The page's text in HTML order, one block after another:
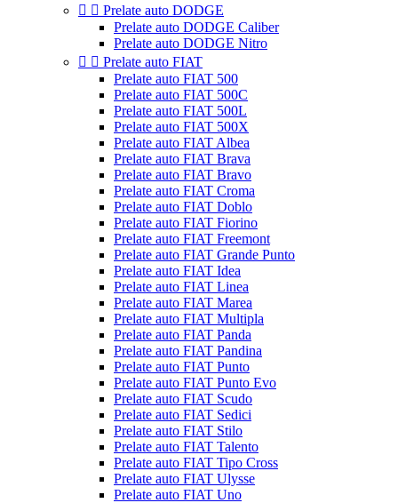
  Prelate auto DODGE
Prelate auto DODGE Caliber
Prelate auto DODGE Nitro
  Prelate auto FIAT
Prelate auto FIAT 500
Prelate auto FIAT 500C
Prelate auto FIAT 500L
Prelate auto FIAT 500X
Prelate auto FIAT Albea
Prelate auto FIAT Brava
Prelate auto FIAT Bravo
Prelate auto FIAT Croma
Prelate auto FIAT Doblo
Prelate auto FIAT Fiorino
Prelate auto FIAT Freemont
Prelate auto FIAT Grande Punto
Prelate auto FIAT Idea
Prelate auto FIAT Linea
Prelate auto FIAT Marea
Prelate auto FIAT Multipla
Prelate auto FIAT Panda
Prelate auto FIAT Pandina
Prelate auto FIAT Punto
Prelate auto FIAT Punto Evo
Prelate auto FIAT Scudo
Prelate auto FIAT Sedici
Prelate auto FIAT Stilo
Prelate auto FIAT Talento
Prelate auto FIAT Tipo Cross
Prelate auto FIAT Ulysse
Prelate auto FIAT Uno